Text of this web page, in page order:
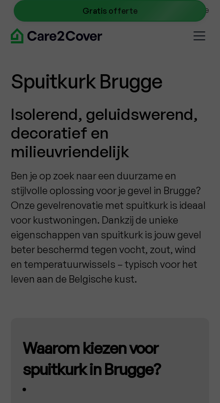
info@care2cover.be
0467 09 40 45
Gratis offerte
Spuitkurk Brugge
Isolerend, geluidswerend,
decoratief en
milieuvriendelijk
Ben je op zoek naar een duurzame en
stijlvolle oplossing voor je gevel in Brugge?
Onze gevelrenovatie met spuitkurk is ideaal
voor kustwoningen. Dankzij de unieke
eigenschappen van spuitkurk is jouw gevel
beter beschermd tegen vocht, zout, wind
en temperatuurwissels – typisch voor het
leven aan de Belgische kust.
Waarom kiezen voor
spuitkurk in Brugge?